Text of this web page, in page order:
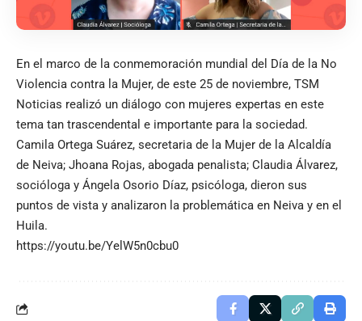
En el marco de la conmemoración mundial del Día de la No
Violencia contra la Mujer, de este 25 de noviembre, TSM
Noticias realizó un diálogo con mujeres expertas en este
tema tan trascendental e importante para la sociedad.
Camila Ortega Suárez, secretaria de la Mujer de la Alcaldía
de Neiva; Jhoana Rojas, abogada penalista; Claudia Álvarez,
socióloga y Ángela Osorio Díaz, psicóloga, dieron sus
puntos de vista y analizaron la problemática en Neiva y en el
Huila.
https://youtu.be/YelW5n0cbu0